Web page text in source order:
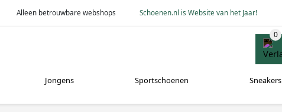
Alleen betrouwbare webshops Schoenen.nl is Website van het Jaar!
Jongens Sportschoenen Sneakers